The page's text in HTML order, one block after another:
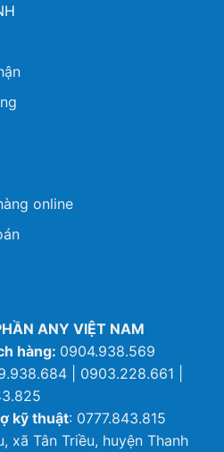
online
ANY VIỆT NAM
hàng: 0904.938.569
| 0903.228.661 |
kỹ thuật: 0777.843.815
xã Tân Triều, huyện Thanh